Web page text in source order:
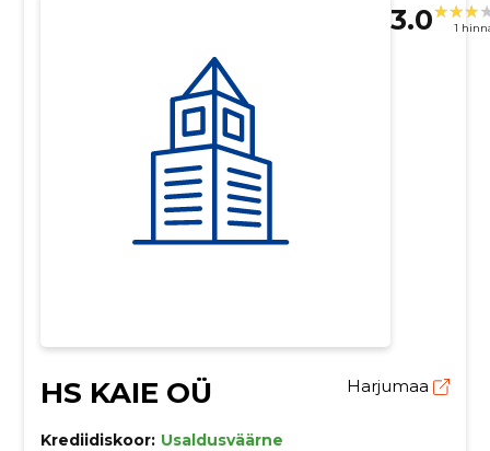
3.0 1
HS KAIE OÜ Harjumaa
Krediidiskoor: Usaldusväärne